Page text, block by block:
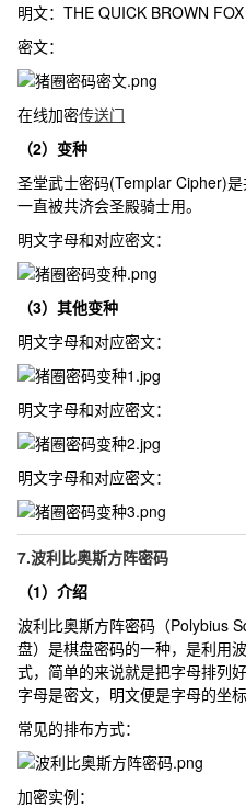
明文：THE QUICK BROWN
密文：
在线加密传送门
（2）变种
圣堂武士密码(Templar Cipher)是
一直被共济会圣殿骑士用。
明文字母和对应密文：
（3）其他变种
明文字母和对应密文：
明文字母和对应密文：
明文字母和对应密文：
7.波利比奥斯方阵密码
（1）介绍
波利比奥斯方阵密码（Polybius
盘）是棋盘密码的一种，是利用
式，简单的来说就是把字母排列
字母是密文，明文便是字母的坐
常见的排布方式：
加密实例：